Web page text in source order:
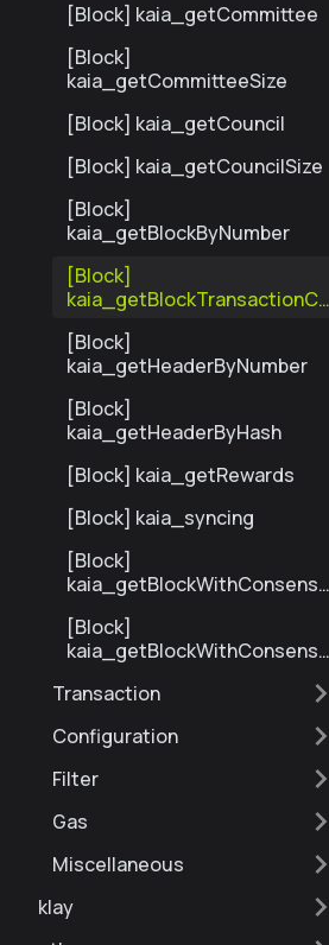
[Block] kaia_getCommittee
[Block]
kaia_getCommitteeSize
[Block] kaia_getCouncil
[Block] kaia_getCouncilSize
[Block]
kaia_getBlockByNumber
[Block]
kaia_getBlockTransactionCo
[Block]
kaia_getHeaderByNumber
[Block]
kaia_getHeaderByHash
[Block] kaia_getRewards
[Block] kaia_syncing
[Block]
kaia_getBlockWithConsensu
[Block]
kaia_getBlockWithConsensu
Transaction
Configuration
Filter
Gas
Miscellaneous
klay